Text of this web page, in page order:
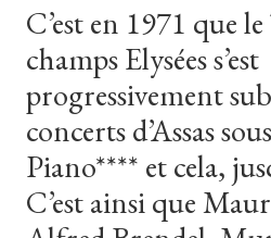
C’esten 1971 quele
champsElyséess’est
progressivement
concertsd’Assassous
Piano**** etcela,
C’estainsique